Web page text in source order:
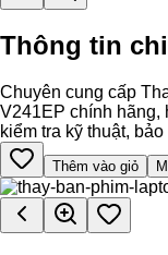
Thông tin
Chuyên cung cấp
V241EP chính hãng,
kiểm tra kỹ thuật,
Thêm vào giỏ